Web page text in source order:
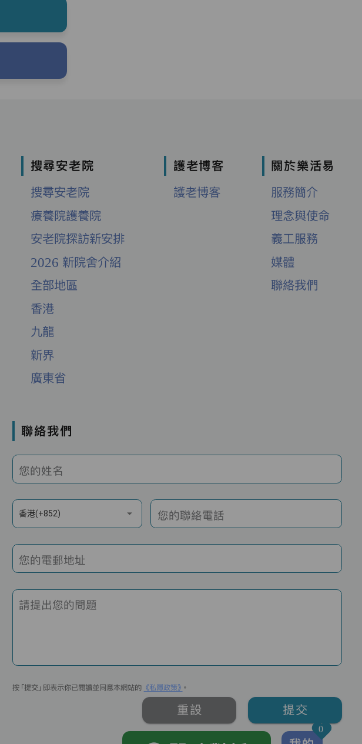
搜尋安老院
搜尋安老院
療養院護養院
安老院探訪新安排
2026 新院舍介紹
全部地區
香港
九龍
新界
廣東省
護老博客
護老博客
關於樂活易
服務簡介
理念與使命
義工服務
媒體
聯絡我們
聯絡我們
您的姓名
香港(+852) 您的聯絡電話
您的電郵地址
請提出您的問題
按「提交」即表示你已閱讀並同意本網站的 《私隱政策》 。
重設 提交
0